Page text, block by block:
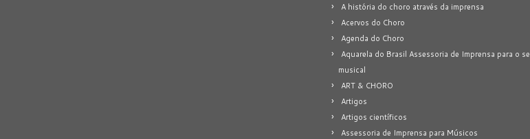
A história do choro através da imprensa
Acervos do Choro
Agenda do Choro
Aquarela do Brasil Assessoria de Imprensa para o
musical
ART & CHORO
Artigos
Artigos científicos
Assessoria de Imprensa para Músicos